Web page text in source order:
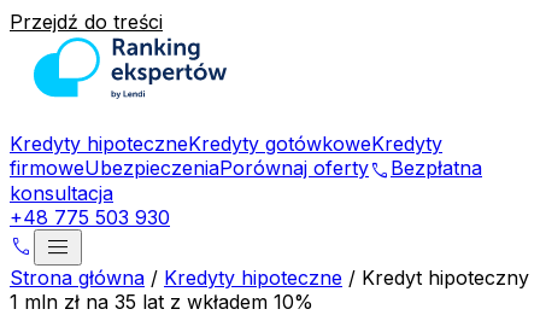
Przejdź do treści
Kredyty hipoteczneKredyty gotówkoweKredyty
firmoweUbezpieczeniaPorównaj ofertyphone Bezpłatna
konsultacja
+48 775 503 930
phone menu
Strona główna / Kredyty hipoteczne / Kredyt hipoteczny
1 mln zł na 35 lat z wkładem 10%